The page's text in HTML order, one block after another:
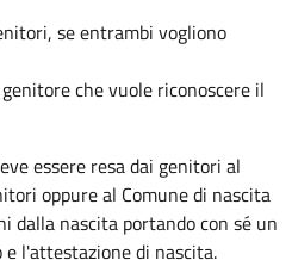
se entrambi vogliono
che vuole riconoscere il
essere resa dai genitori al
oppure al Comune di nascita
dalla nascita portando con sé un
l'attestazione di nascita.